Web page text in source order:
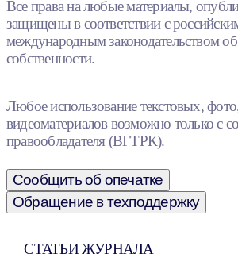
Все права на любые материалы,
защищены в соответствии с
международным законодательством об
собственности.
Любое использование текстовых,
видеоматериалов возможно только с
правообладателя (ВГТРК).
Сообщить об опечатке
Обращение в техподдержку
СТАТЬИ ЖУРНАЛА